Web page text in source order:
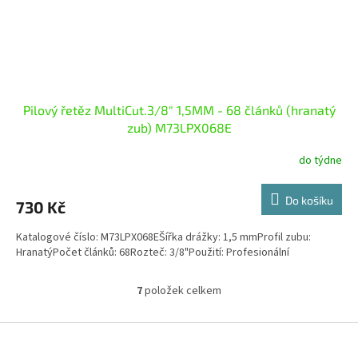
Pilový řetěz MultiCut.3/8" 1,5MM - 68 článků (hranatý
zub) M73LPX068E
do týdne
730 Kč Do košíku
Katalogové číslo: M73LPX068EŠířka drážky: 1,5 mmProfil zubu:
HranatýPočet článků: 68Rozteč: 3/8"Použití: Profesionální
O
l
7položek celkem